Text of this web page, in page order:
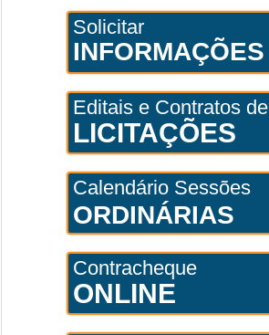
Solicitar
INFORMAÇÕES
Editais e Contratos de
LICITAÇÕES
Calendário Sessões
ORDINÁRIAS
Contracheque
ONLINE